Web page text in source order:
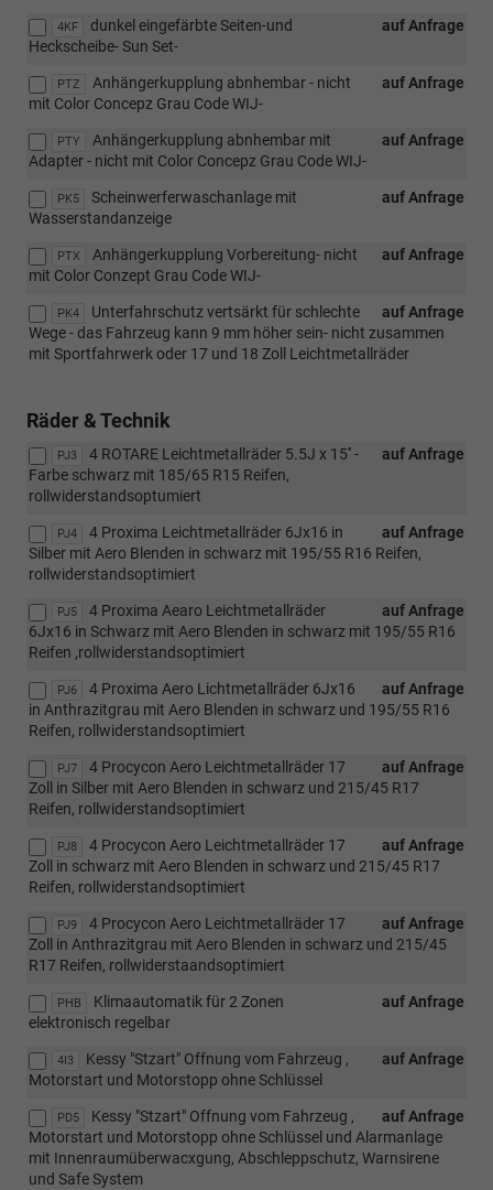
4KF auf Anfrage
dunkel eingefärbte Seiten-und
Heckscheibe- Sun Set-
PTZ auf Anfrage
Anhängerkupplung abnhembar - nicht
mit Color Concepz Grau Code WIJ-
PTY auf Anfrage
Anhängerkupplung abnhembar mit
Adapter - nicht mit Color Concepz Grau Code WIJ-
PK5 auf Anfrage
Scheinwerferwaschanlage mit
Wasserstandanzeige
PTX auf Anfrage
Anhängerkupplung Vorbereitung- nicht
mit Color Conzept Grau Code WIJ-
PK4 auf Anfrage
Unterfahrschutz vertsärkt für schlechte
Wege - das Fahrzeug kann 9 mm höher sein- nicht zusammen
mit Sportfahrwerk oder 17 und 18 Zoll Leichtmetallräder
Räder & Technik
PJ3 auf Anfrage
4 ROTARE Leichtmetallräder 5.5J x 15'' -
Farbe schwarz mit 185/65 R15 Reifen,
rollwiderstandsoptumiert
PJ4 auf Anfrage
4 Proxima Leichtmetallräder 6Jx16 in
Silber mit Aero Blenden in schwarz mit 195/55 R16 Reifen,
rollwiderstandsoptimiert
PJ5 auf Anfrage
4 Proxima Aearo Leichtmetallräder
6Jx16 in Schwarz mit Aero Blenden in schwarz mit 195/55 R16
Reifen ,rollwiderstandsoptimiert
PJ6 auf Anfrage
4 Proxima Aero Lichtmetallräder 6Jx16
in Anthrazitgrau mit Aero Blenden in schwarz und 195/55 R16
Reifen, rollwiderstandsoptimiert
PJ7 auf Anfrage
4 Procycon Aero Leichtmetallräder 17
Zoll in Silber mit Aero Blenden in schwarz und 215/45 R17
Reifen, rollwiderstandsoptimiert
PJ8 auf Anfrage
4 Procycon Aero Leichtmetallräder 17
Zoll in schwarz mit Aero Blenden in schwarz und 215/45 R17
Reifen, rollwiderstandsoptimiert
PJ9 auf Anfrage
4 Procycon Aero Leichtmetallräder 17
Zoll in Anthrazitgrau mit Aero Blenden in schwarz und 215/45
R17 Reifen, rollwiderstaandsoptimiert
PHB auf Anfrage
Klimaautomatik für 2 Zonen
elektronisch regelbar
4I3 auf Anfrage
Kessy "Stzart" Offnung vom Fahrzeug ,
Motorstart und Motorstopp ohne Schlüssel
PD5 auf Anfrage
Kessy "Stzart" Offnung vom Fahrzeug ,
Motorstart und Motorstopp ohne Schlüssel und Alarmanlage
mit Innenraumüberwacxgung, Abschleppschutz, Warnsirene
und Safe System